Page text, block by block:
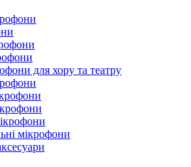
для хору та театру
мікрофони